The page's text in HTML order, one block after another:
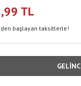
TL
den başlayan taksitlerle!